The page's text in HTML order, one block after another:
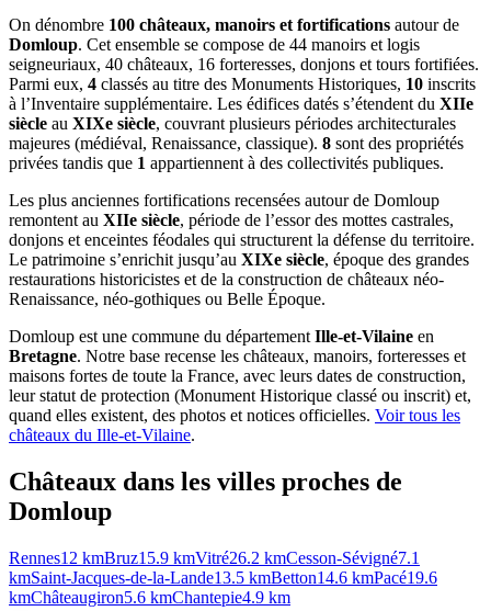
On dénombre 100 châteaux, manoirs et fortifications autour de
Domloup. Cet ensemble se compose de 44 manoirs et logis
seigneuriaux, 40 châteaux, 16 forteresses, donjons et tours fortifiées.
Parmi eux, 4 classés au titre des Monuments Historiques, 10 inscrits
à l’Inventaire supplémentaire. Les édifices datés s’étendent du XIIe
siècle au XIXe siècle, couvrant plusieurs périodes architecturales
majeures (médiéval, Renaissance, classique). 8 sont des propriétés
privées tandis que 1 appartiennent à des collectivités publiques.
Les plus anciennes fortifications recensées autour de Domloup
remontent au XIIe siècle, période de l’essor des mottes castrales,
donjons et enceintes féodales qui structurent la défense du territoire.
Le patrimoine s’enrichit jusqu’au XIXe siècle, époque des grandes
restaurations historicistes et de la construction de châteaux néo-
Renaissance, néo-gothiques ou Belle Époque.
Domloup est une commune du départementIlle-et-Vilaine en
Bretagne. Notre base recense les châteaux, manoirs, forteresses et
maisons fortes de toute la France, avec leurs dates de construction,
leur statut de protection (Monument Historique classé ou inscrit) et,
quand elles existent, des photos et notices officielles. Voir tous les
châteaux du Ille-et-Vilaine.
Châteaux dans les villes proches de
Domloup
Rennes12 kmBruz15.9 kmVitré26.2 kmCesson-Sévigné7.1
kmSaint-Jacques-de-la-Lande13.5 kmBetton14.6 kmPacé19.6
kmChâteaugiron5.6 kmChantepie4.9 km